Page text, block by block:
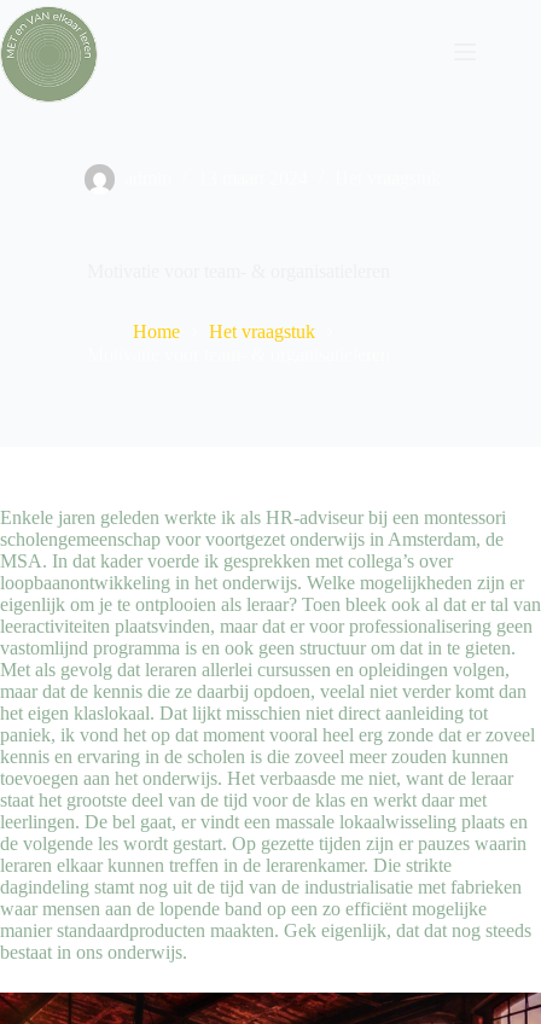
naar
de
inhoud
Home
Het vraagstuk
Enkele jaren geleden werkte ik als HR-adviseur bij een montessori
scholengemeenschap voor voortgezet onderwijs in Amsterdam, de
MSA. In dat kader voerde ik gesprekken met collega’s over
loopbaanontwikkeling in het onderwijs. Welke mogelijkheden zijn er
eigenlijk om je te ontplooien als leraar? Toen bleek ook al dat er tal van
leeractiviteiten plaatsvinden, maar dat er voor professionalisering geen
vastomlijnd programma is en ook geen structuur om dat in te gieten.
Met als gevolg dat leraren allerlei cursussen en opleidingen volgen,
maar dat de kennis die ze daarbij opdoen, veelal niet verder komt dan
het eigen klaslokaal. Dat lijkt misschien niet direct aanleiding tot
paniek, ik vond het op dat moment vooral heel erg zonde dat er zoveel
kennis en ervaring in de scholen is die zoveel meer zouden kunnen
toevoegen aan het onderwijs. Het verbaasde me niet, want de leraar
staat het grootste deel van de tijd voor de klas en werkt daar met
leerlingen. De bel gaat, er vindt een massale lokaalwisseling plaats en
de volgende les wordt gestart. Op gezette tijden zijn er pauzes waarin
leraren elkaar kunnen treffen in de lerarenkamer. Die strikte
dagindeling stamt nog uit de tijd van de industrialisatie met fabrieken
waar mensen aan de lopende band op een zo efficiënt mogelijke
manier standaardproducten maakten. Gek eigenlijk, dat dat nog steeds
bestaat in ons onderwijs.